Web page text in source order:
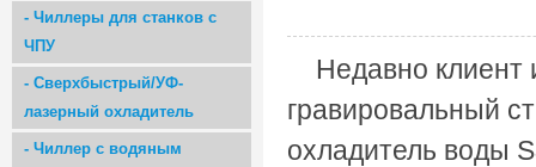
- Чиллеры для станков с
ЧПУ
- Сверхбыстрый/УФ-
лазерный охладитель
- Чиллер с водяным
Недавно
гравировальный
охладитель воды